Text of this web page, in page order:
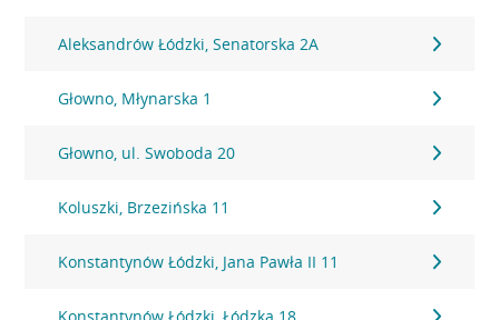
Aleksandrów Łódzki, Senatorska 2A
Głowno, Młynarska 1
Głowno, ul. Swoboda 20
Koluszki, Brzezińska 11
Konstantynów Łódzki, Jana Pawła II 11